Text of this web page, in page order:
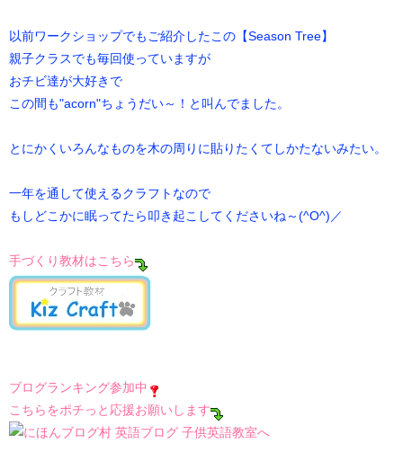
以前ワークショップでもご紹介したこの【Season Tree】
親子クラスでも毎回使っていますが
おチビ達が大好きで
この間も"acorn"ちょうだい～！と叫んでました。
とにかくいろんなものを木の周りに貼りたくてしかたないみたい。
一年を通して使えるクラフトなので
もしどこかに眠ってたら叩き起こしてくださいね～(^O^)／
手づくり教材はこちら
ブログランキング参加中
こちらをポチっと応援お願いします